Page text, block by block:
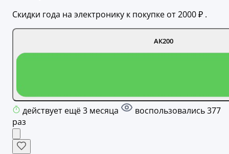
Скидки года на электронику к покупке от 2000 ₽ .
АК200
действует ещё 3 месяца
воспользовались 377
раз